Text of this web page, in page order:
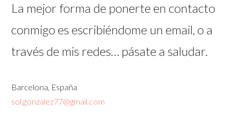
La mejor forma de ponerte en contacto
conmigo es escribiéndome un email, o a
través de mis redes… pásate a saludar.
Barcelona, España
sol.gonzalez77@gmail.com